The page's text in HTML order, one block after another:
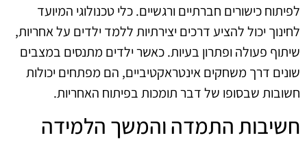
לפיתוח כישורים חברתיים ורגשיים. כלי טכנולוגי המיועד
לחינוך יכול להציע דרכים יצירתיות ללמד ילדים על אחריות,
שיתוף פעולה ופתרון בעיות. כאשר ילדים מתנסים במצבים
שונים דרך משחקים אינטראקטיביים, הם מפתחים יכולות
חשובות שבסופו של דבר תומכות בפיתוח האחריות.
חשיבות התמדה והמשך הלמידה